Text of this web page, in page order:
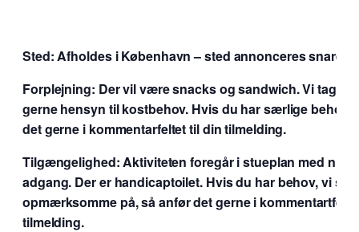
Sted: Afholdes i København – sted annonceres snarest
Forplejning: Der vil være snacks og sandwich. Vi tager
gerne hensyn til kostbehov. Hvis du har særlige behov,
det gerne i kommentarfeltet til din tilmelding.
Tilgængelighed: Aktiviteten foregår i stueplan med
adgang. Der er handicaptoilet. Hvis du har behov, vi
opmærksomme på, så anfør det gerne i
tilmelding.